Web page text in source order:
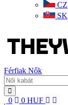
CZ
SK
Férfiak Nők
0 0 HUF